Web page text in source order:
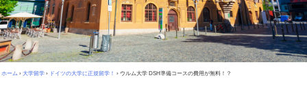
ホーム ›大学留学 › ドイツの大学に正規留学！ › ウルム大学 DSH準備コースの費用が無料！？